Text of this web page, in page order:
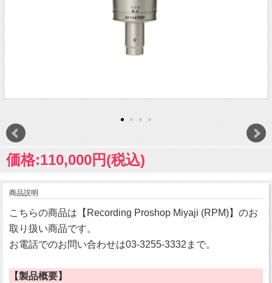
価格:110,000円(税込)
商品説明
こちらの商品は【Recording Proshop Miyaji (RPM)】のお
取り扱い商品です。
お電話でのお問い合わせは03-3255-3332まで。
【製品概要】